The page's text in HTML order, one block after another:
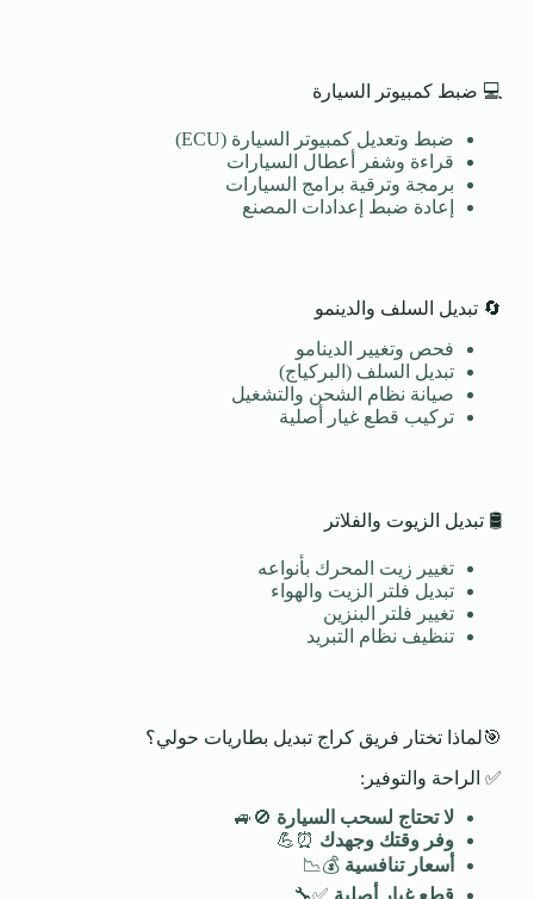
💻 ضبط كمبيوتر السيارة
ضبط وتعديل كمبيوتر السيارة (ECU)
قراءة وشفر أعطال السيارات
برمجة وترقية برامج السيارات
إعادة ضبط إعدادات المصنع
🔄 تبديل السلف والدينمو
فحص وتغيير الدينامو
تبديل السلف (البركياج)
صيانة نظام الشحن والتشغيل
تركيب قطع غيار أصلية
🛢️ تبديل الزيوت والفلاتر
تغيير زيت المحرك بأنواعه
تبديل فلتر الزيت والهواء
تغيير فلتر البنزين
تنظيف نظام التبريد
🎯لماذا تختار فريق كراج تبديل بطاريات حولي؟
✅ الراحة والتوفير:
لا تحتاج لسحب السيارة 🚫🚙
وفر وقتك وجهدك ⏰💪
أسعار تنافسية 💰📉